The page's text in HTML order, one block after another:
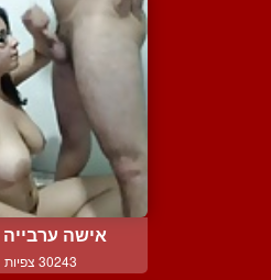
אישה
30243 צפיות